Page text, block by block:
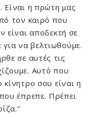
Είναι η πρώτη μας
τον καιρό που
είναι αποδεκτή σε
να βελτιωθούμε.
σε αυτές τις
Αυτό που
κίνητρο σου είναι η
έπρεπε. Πρέπει